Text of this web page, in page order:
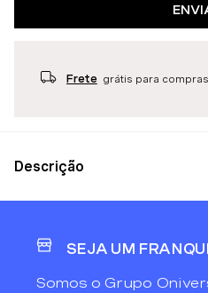
Frete grátis para
Descrição
SEJA UM
Somos o Grupo